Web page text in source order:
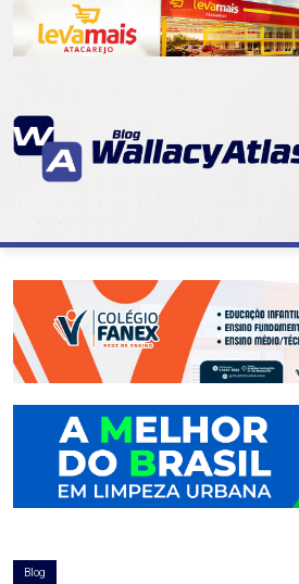
07
DE
ABASTECIMENTO
AÇÃO
SOCIAL
ADMINISTRAÇÃO
AGOSTO
Blog